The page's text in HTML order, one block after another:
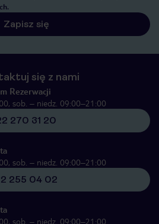
Zapisz się
się z nami
Rezerwacji
sob. – niedz. 09:00–21:00
270 31 20
sob. – niedz. 09:00–21:00
255 04 02
sob. – niedz. 09:00–21:00